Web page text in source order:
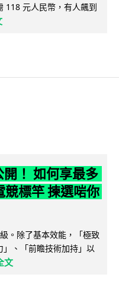
118 元人民幣，有人飆到
！ 如何享最多
標竿 揀選啱你
。除了基本效能，「極致
、「前瞻技術加持」以
文